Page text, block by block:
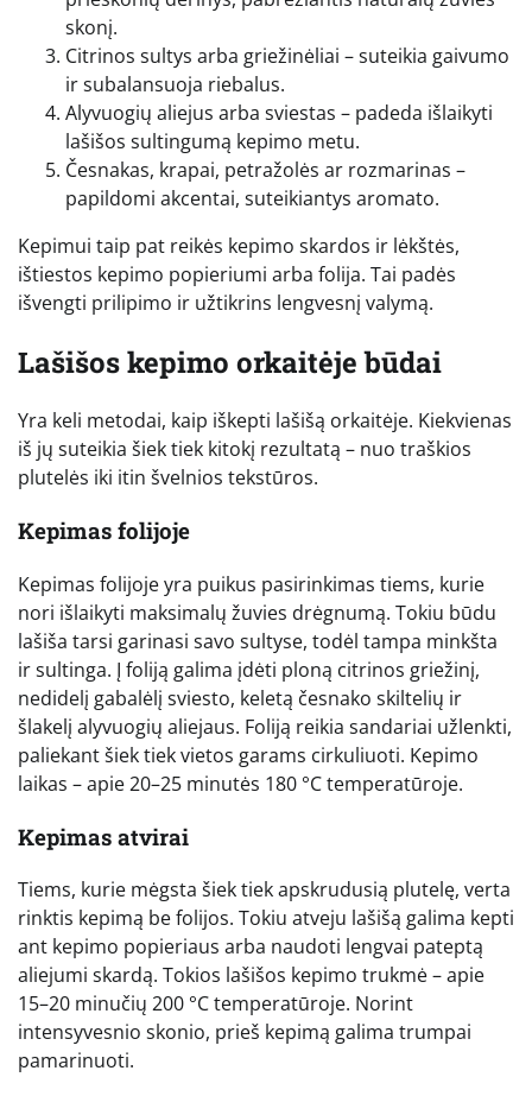
skonį.
Citrinos sultys arba griežinėliai – suteikia gaivumo
ir subalansuoja riebalus.
Alyvuogių aliejus arba sviestas – padeda išlaikyti
lašišos sultingumą kepimo metu.
Česnakas, krapai, petražolės ar rozmarinas –
papildomi akcentai, suteikiantys aromato.
Kepimui taip pat reikės kepimo skardos ir lėkštės,
ištiestos kepimo popieriumi arba folija. Tai padės
išvengti prilipimo ir užtikrins lengvesnį valymą.
Lašišos kepimo orkaitėje būdai
Yra keli metodai, kaip iškepti lašišą orkaitėje. Kiekvienas
iš jų suteikia šiek tiek kitokį rezultatą – nuo traškios
plutelės iki itin švelnios tekstūros.
Kepimas folijoje
Kepimas folijoje yra puikus pasirinkimas tiems, kurie
nori išlaikyti maksimalų žuvies drėgnumą. Tokiu būdu
lašiša tarsi garinasi savo sultyse, todėl tampa minkšta
ir sultinga. Į foliją galima įdėti ploną citrinos griežinį,
nedidelį gabalėlį sviesto, keletą česnako skiltelių ir
šlakelį alyvuogių aliejaus. Foliją reikia sandariai užlenkti,
paliekant šiek tiek vietos garams cirkuliuoti. Kepimo
laikas – apie 20–25 minutės 180 °C temperatūroje.
Kepimas atvirai
Tiems, kurie mėgsta šiek tiek apskrudusią plutelę, verta
rinktis kepimą be folijos. Tokiu atveju lašišą galima kepti
ant kepimo popieriaus arba naudoti lengvai pateptą
aliejumi skardą. Tokios lašišos kepimo trukmė – apie
15–20 minučių 200 °C temperatūroje. Norint
intensyvesnio skonio, prieš kepimą galima trumpai
pamarinuoti.